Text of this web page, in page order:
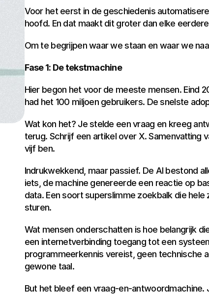
Voor het eerst in de geschiedenis
hoofd. En dat maakt dit groter dan elke
Om te begrijpen waar we staan en waar we
Fase 1: De tekstmachine
Hier begon het voor de meeste mensen. Eind
had het 100 miljoen gebruikers. De snelste
Wat kon het? Je stelde een vraag en kreeg
terug. Schrijf een artikel over X.
vijf ben.
Indrukwekkend, maar passief. De AI bestond
iets, de machine genereerde een reactie op
data. Een soort superslimme zoekbalk die
sturen.
Wat mensen onderschatten is hoe belangrijk
een internetverbinding toegang tot een
programmeerkennis vereist, geen technische
gewone taal.
But het bleef een vraag-en-antwoordmachine.